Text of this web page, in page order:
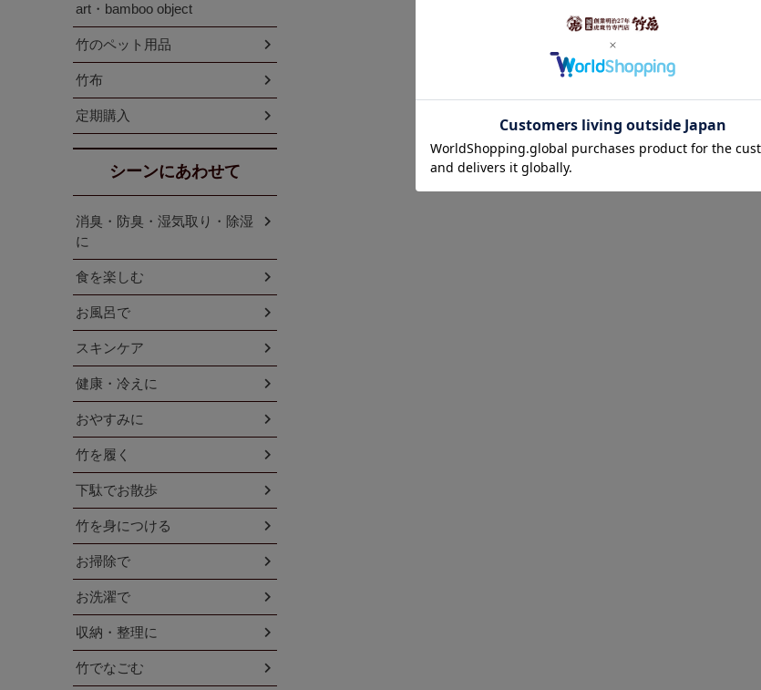
art・bamboo object
竹のペット用品
竹布
定期購入
シーンにあわせて
消臭・防臭・湿気取り・除湿
に
食を楽しむ
お風呂で
スキンケア
健康・冷えに
おやすみに
竹を履く
下駄でお散歩
竹を身につける
お掃除で
お洗濯で
収納・整理に
竹でなごむ